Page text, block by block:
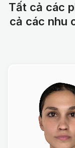
Tất cả các
cả các nhu